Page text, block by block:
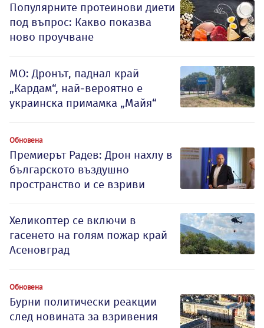
Популярните протеинови диети
под въпрос: Какво показва
ново проучване
МО: Дронът, паднал край
„Кардам“, най-вероятно е
украинска примамка „Майя“
Обновена
Премиерът Радев: Дрон нахлу в
българското въздушно
пространство и се взриви
Хеликоптер се включи в
гасенето на голям пожар край
Асеновград
Обновена
Бурни политически реакции
след новината за взривения